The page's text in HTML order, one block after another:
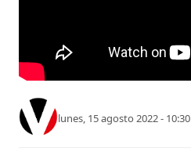
lunes, 15 agosto 2022 - 10:30